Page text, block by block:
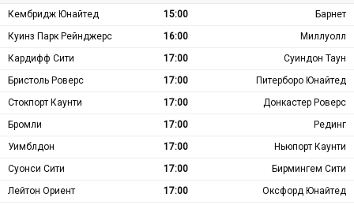
Кембридж Юнайтед 15:00
Барнет
Куинз Парк Рейнджерс
16:00
Миллуолл
Кардифф Сити
17:00
Суиндон Таун
Бристоль Роверс
17:00
Питерборо Юнайтед
Стокпорт Каунти
17:00
Донкастер Роверс
Бромли
17:00
Рединг
Уимблдон
17:00
Ньюпорт Каунти
Суонси Сити
17:00
Бирмингем Сити
Лейтон Ориент
17:00 Оксфорд Юнайтед